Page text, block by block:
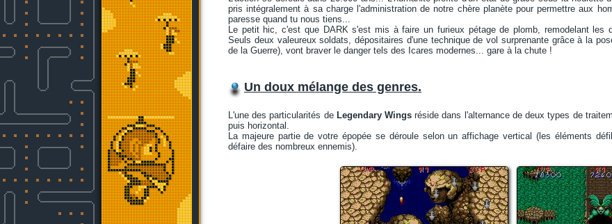
pris intégralement à sa charge l'administration de notre chère planète pour permettre aux
paresse quand tu nous tiens...
Le petit hic, c'est que DARK s'est mis à faire un furieux pétage de plomb, remodelant les
Seuls deux valeureux soldats, dépositaires d'une technique de vol surprenante grâce à la
de la Guerre), vont braver le danger tels des Icares modernes... gare à la chute !
Un doux mélange des genres.
L'une des particularités de Legendary Wings réside dans l'alternance de deux types de
puis horizontal.
La majeure partie de votre épopée se déroule selon un affichage vertical (les éléments
défaire des nombreux ennemis).